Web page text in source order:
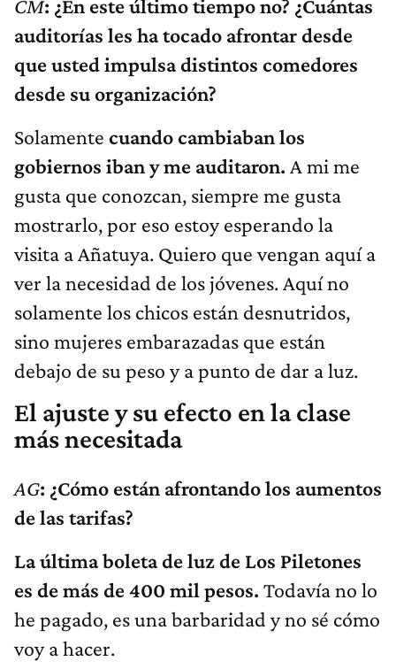
CM: ¿En este último tiempo no? ¿Cuántas
auditorías les ha tocado afrontar desde
que usted impulsa distintos comedores
desde su organización?
Solamente cuando cambiaban los
gobiernos iban y me auditaron. A mi me
gusta que conozcan, siempre me gusta
mostrarlo, por eso estoy esperando la
visita a Añatuya. Quiero que vengan aquí a
ver la necesidad de los jóvenes. Aquí no
solamente los chicos están desnutridos,
sino mujeres embarazadas que están
debajo de su peso y a punto de dar a luz.
El ajuste y su efecto en la clase
más necesitada
AG: ¿Cómo están afrontando los aumentos
de las tarifas?
La última boleta de luz de Los Piletones
es de más de 400 mil pesos. Todavía no lo
he pagado, es una barbaridad y no sé cómo
voy a hacer.